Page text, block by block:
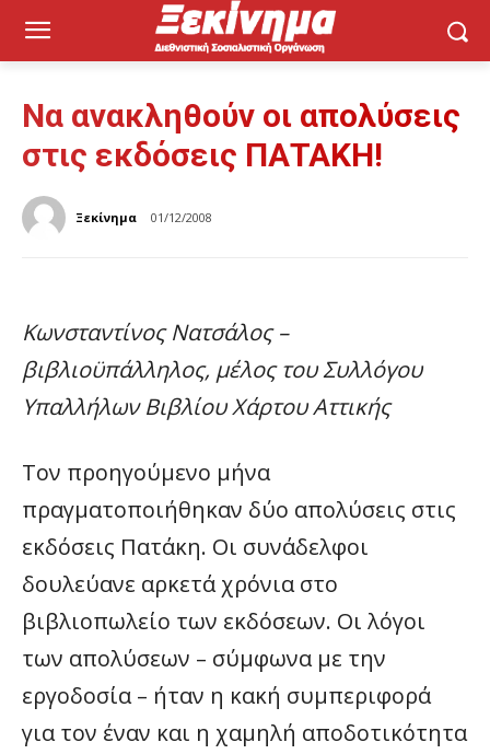
Να ανακληθούν οι απολύσεις
στις εκδόσεις ΠΑΤΑΚΗ!
Ξεκίνημα 01/12/2008
Κωνσταντίνος Νατσάλος –
βιβλιοϋπάλληλος, μέλος του Συλλόγου
Υπαλλήλων Βιβλίου Χάρτου Αττικής
Τον προηγούμενο μήνα
πραγματοποιήθηκαν δύο απολύσεις στις
εκδόσεις Πατάκη. Οι συνάδελφοι
δουλεύανε αρκετά χρόνια στο
βιβλιοπωλείο των εκδόσεων. Οι λόγοι
των απολύσεων – σύμφωνα με την
εργοδοσία – ήταν η κακή συμπεριφορά
για τον έναν και η χαμηλή αποδοτικότητα